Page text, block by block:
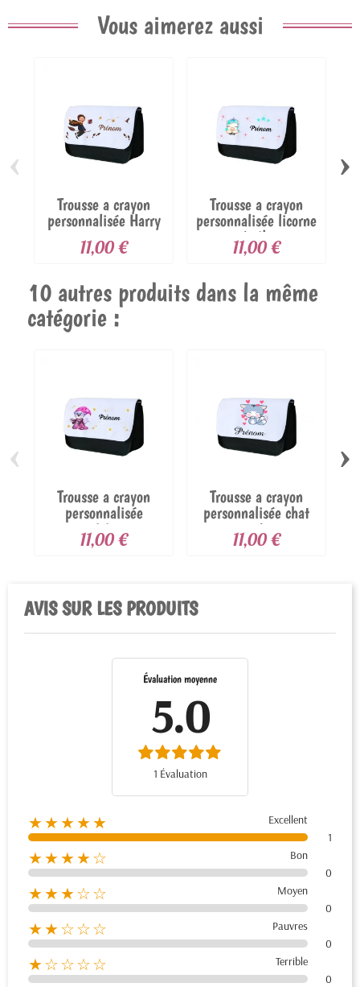
Vous aimerez aussi
Trousse a crayon
personnalisée Harry
potter
11,00 €
Trousse a crayon
personnalisée licorne
étoile
11,00 €
‹ ›
10 autres produits dans la même
catégorie :
Trousse a crayon
personnalisée
magicienne
11,00 €
Trousse a crayon
personnalisée chat
orné...
11,00 €
‹ ›
AVIS SUR LES PRODUITS
Évaluation moyenne
5.0
1 Évaluation
★★★★★
Excellent
1
★★★★☆
Bon
0
★★★☆☆
Moyen
0
★★☆☆☆
Pauvres
0
★☆☆☆☆
Terrible
0